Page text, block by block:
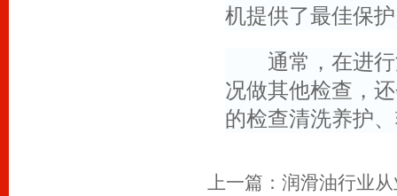
机提供了最佳保
通常，在进行
况做其他检查，
的检查清洗养护
上一篇： 润滑油行业